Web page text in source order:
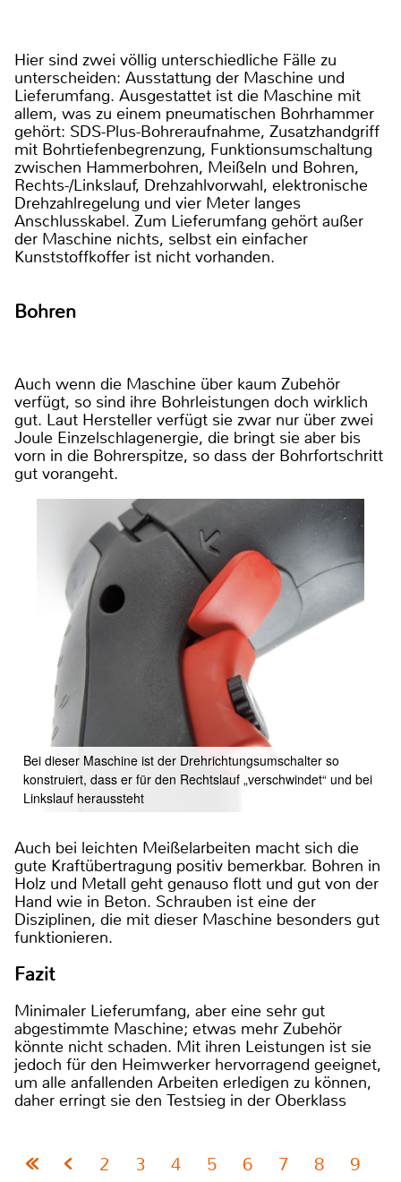
Hier sind zwei völlig unterschiedliche Fälle zu
unterscheiden: Ausstattung der Maschine und
Lieferumfang. Ausgestattet ist die Maschine mit
allem, was zu einem pneumatischen Bohrhammer
gehört: SDS-Plus-Bohreraufnahme, Zusatzhandgriff
mit Bohrtiefenbegrenzung, Funktionsumschaltung
zwischen Hammerbohren, Meißeln und Bohren,
Rechts-/Linkslauf, Drehzahlvorwahl, elektronische
Drehzahlregelung und vier Meter langes
Anschlusskabel. Zum Lieferumfang gehört außer
der Maschine nichts, selbst ein einfacher
Kunststoffkoffer ist nicht vorhanden.
Bohren
Auch wenn die Maschine über kaum Zubehör
verfügt, so sind ihre Bohrleistungen doch wirklich
gut. Laut Hersteller verfügt sie zwar nur über zwei
Joule Einzelschlagenergie, die bringt sie aber bis
vorn in die Bohrerspitze, so dass der Bohrfortschritt
gut vorangeht.
Bei dieser Maschine ist der Drehrichtungsumschalter so
konstruiert, dass er für den Rechtslauf „verschwindet“ und bei
Linkslauf heraussteht
Auch bei leichten Meißelarbeiten macht sich die
gute Kraftübertragung positiv bemerkbar. Bohren in
Holz und Metall geht genauso flott und gut von der
Hand wie in Beton. Schrauben ist eine der
Disziplinen, die mit dieser Maschine besonders gut
funktionieren.
Fazit
Minimaler Lieferumfang, aber eine sehr gut
abgestimmte Maschine; etwas mehr Zubehör
könnte nicht schaden. Mit ihren Leistungen ist sie
jedoch für den Heimwerker hervorragend geeignet,
um alle anfallenden Arbeiten erledigen zu können,
daher erringt sie den Testsieg in der Oberklass
2 3 4 5 6 7 8 9